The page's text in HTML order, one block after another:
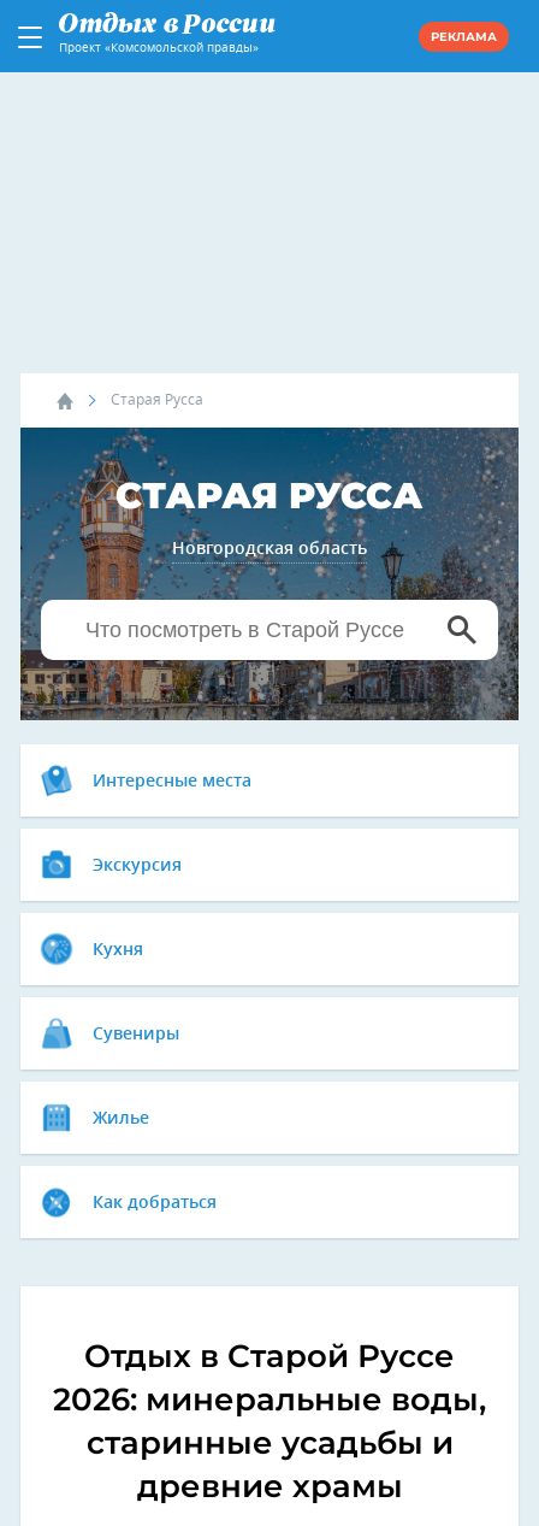
Проект «Комсомольской правды»
РЕКЛАМА
Старая Русса
СТАРАЯ РУССА
Новгородская область
Интересные места
Экскурсия
Кухня
Сувениры
Жилье
Как добраться
Отдых в Старой Руссе
2026: минеральные воды,
старинные усадьбы и
древние храмы